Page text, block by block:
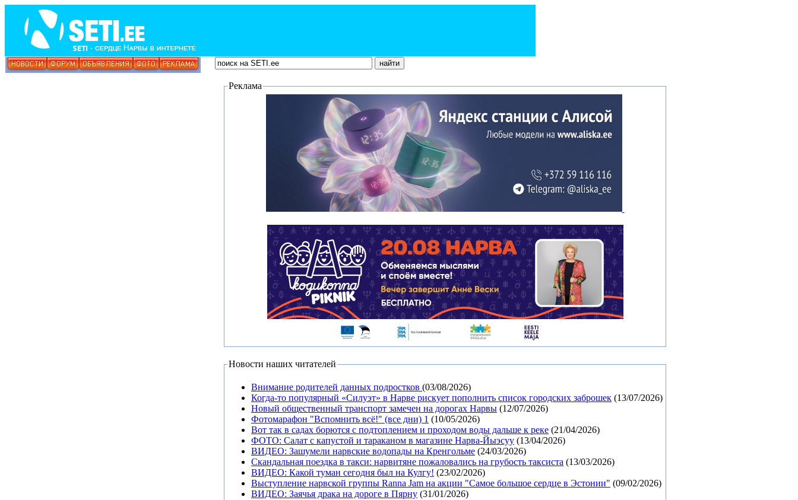
Реклама
Новости наших читателей
Внимание родителей данных подростков (03/08/2026)
Когда-то популярный «Силуэт» в Нарве рискует пополнить список городских заброшек (13/07/2026)
Новый общественный транспорт замечен на дорогах Нарвы (12/07/2026)
Фотомарафон "Вспомнить всё!" (все дни) 1 (10/05/2026)
Вот так в садах борются с подтоплением и проходом воды дальше к реке (21/04/2026)
ФОТО: Салат с капустой и тараканом в магазине Нарва-Йыэсуу (13/04/2026)
ВИДЕО: Зашумели нарвские водопады на Кренгольме (24/03/2026)
Скандальная поездка в такси: нарвитяне пожаловались на грубость таксиста (13/03/2026)
ВИДЕО: Какой туман сегодня был на Кулгу! (23/02/2026)
Выступление нарвской группы Ranna Jam на акции "Самое большое сердце в Эстонии" (09/02/2026)
ВИДЕО: Заячья драка на дороге в Пярну (31/01/2026)